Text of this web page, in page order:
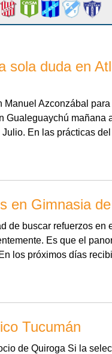
sola duda en
Manuel Azconzábal
Gualeguaychú mañana
En las prácticas
en Gimnasia
de buscar refuerzos en
Es que el
los próximos días
Tucumán
de Quiroga Si la